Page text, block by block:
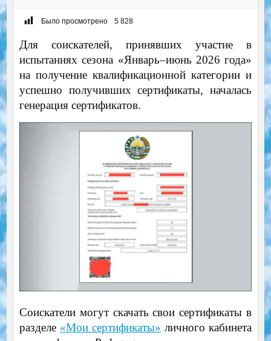
Было просмотрено 5 828
Для соискателей, принявших участие в
испытаниях сезона «Январь–июнь 2026 года»
на получение квалификационной категории и
успешно получивших сертификаты, началась
генерация сертификатов.
Соискатели могут скачать свои сертификаты в
разделе «Мои сертификаты» личного кабинета